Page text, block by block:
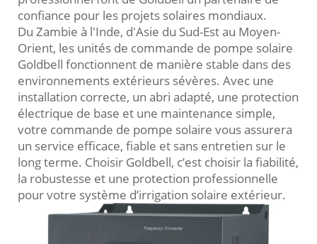
confiance pour les projets solaires mondiaux.
Du Zambie à l'Inde, d'Asie du Sud-Est au Moyen-
Orient, les unités de commande de pompe solaire
Goldbell fonctionnent de manière stable dans des
environnements extérieurs sévères. Avec une
installation correcte, un abri adapté, une protection
électrique de base et une maintenance simple,
votre commande de pompe solaire vous assurera
un service efficace, fiable et sans entretien sur le
long terme. Choisir Goldbell, c’est choisir la fiabilité,
la robustesse et une protection professionnelle
pour votre système d’irrigation solaire extérieur.